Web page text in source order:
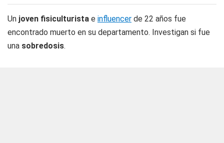
Un joven fisiculturista e influencer de 22 años fue
encontrado muerto en su departamento. Investigan si fue
una sobredosis.